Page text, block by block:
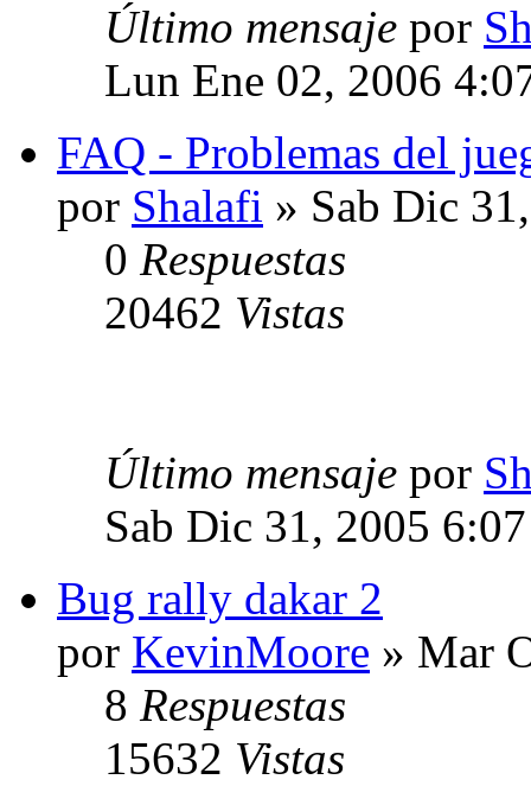
Último mensaje por
Lun Ene 02, 2006
FAQ - Problemas del
por Shalafi » Sab Dic
0 Respuestas
20462 Vistas
Último mensaje por
Sab Dic 31, 2005
Bug rally dakar 2
por KevinMoore » Mar
8 Respuestas
15632 Vistas